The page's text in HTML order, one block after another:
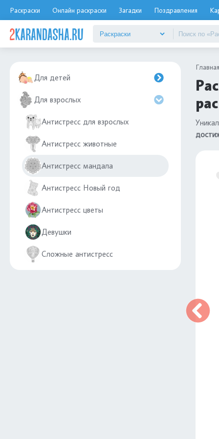
Раскраски Онлайн раскраски Загадки Поздравления
Для детей
Для взрослых
Антистресс для взрослых
Антистресс животные
Антистресс мандала
Антистресс Новый год
Антистресс цветы
Девушки
Сложные антистресс
Главная